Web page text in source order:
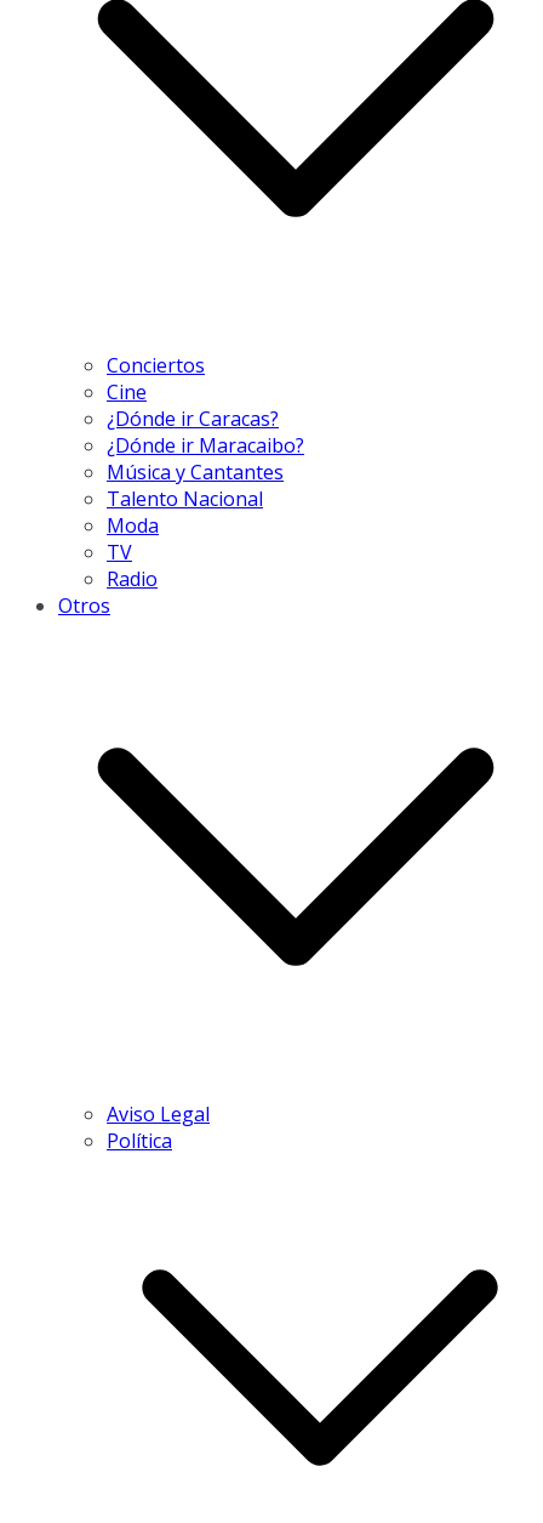
Conciertos
Cine
¿Dónde ir Caracas?
¿Dónde ir Maracaibo?
Música y Cantantes
Talento Nacional
Moda
TV
Radio
Otros
Aviso Legal
Política